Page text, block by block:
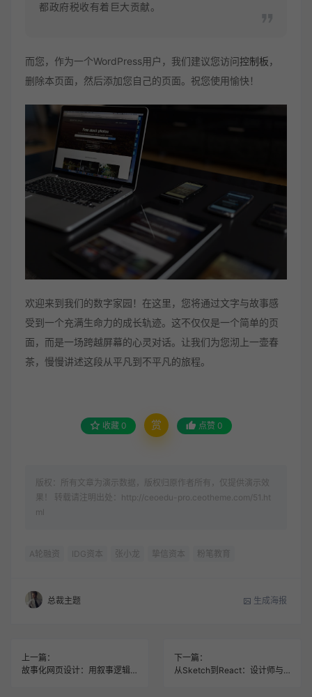
都政府税收有着巨大贡献。
而您，作为一个WordPress用户，我们建议您访问控制板，
删除本页面，然后添加您自己的页面。祝您使用愉快！
欢迎来到我们的数字家园！在这里，您将通过文字与故事感
受到一个充满生命力的成长轨迹。这不仅仅是一个简单的页
面，而是一场跨越屏幕的心灵对话。让我们为您沏上一壶春
茶，慢慢讲述这段从平凡到不平凡的旅程。
收藏 0 赏 点赞 0
版权：所有文章为演示数据，版权归原作者所有，仅提供演示效
果！ 转载请注明出处：http://ceoedu-pro.ceotheme.com/51.ht
ml
A轮融资 IDG资本 张小龙 挚信资本 粉笔教育
总裁主题 生成海报
上一篇：
故事化网页设计：用叙事逻辑提升转化率的三步法
下一篇：
从Sketch到React：设计师与开发者协同工作流全揭秘